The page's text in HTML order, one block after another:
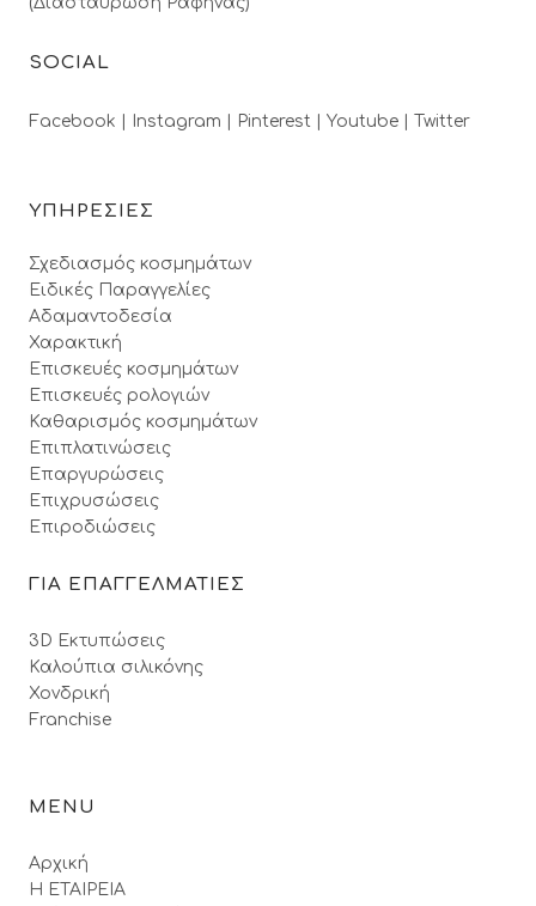
SOCIAL
Facebook | Instagram | Pinterest | Youtube | Twitter
ΥΠΗΡΕΣΙΕΣ
Σχεδιασμός κοσμημάτων
Ειδικές Παραγγελίες
Αδαμαντοδεσία
Χαρακτική
Επισκευές κοσμημάτων
Επισκευές ρολογιών
Καθαρισμός κοσμημάτων
Επιπλατινώσεις
Επαργυρώσεις
Επιχρυσώσεις
Επιροδιώσεις
ΓΙΑ ΕΠΑΓΓΕΛΜΑΤΙΕΣ
3D Εκτυπώσεις
Καλούπια σιλικόνης
Χονδρική
Franchise
MENU
Αρχική
Η ΕΤΑΙΡΕΙΑ